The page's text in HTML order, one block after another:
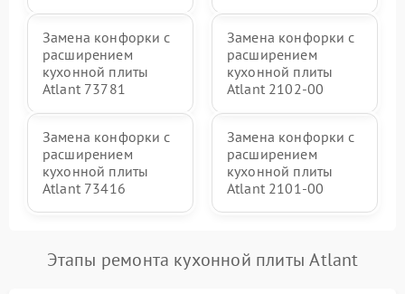
Замена конфорки с
расширением
кухонной плиты
Atlant 73781
Замена конфорки с
расширением
кухонной плиты
Atlant 2102-00
Замена конфорки с
расширением
кухонной плиты
Atlant 73416
Замена конфорки с
расширением
кухонной плиты
Atlant 2101-00
Этапы ремонта кухонной плиты Atlant